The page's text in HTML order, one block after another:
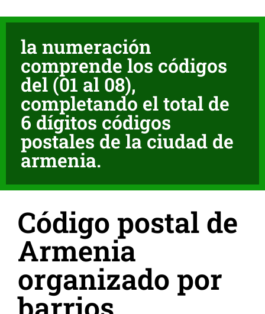
la numeración
comprende los códigos
del (01 al 08),
completando el total de
6 dígitos códigos
postales de la ciudad de
armenia.
Código postal de
Armenia
organizado por